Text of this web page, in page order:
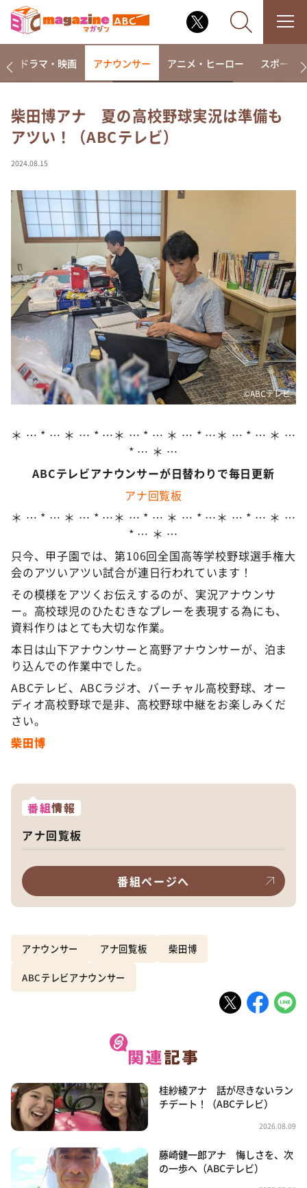
なるみ・岡村の過ぎるTV
相席食堂
～人生密着トークバラエティ！～ やすとものいたっ
て真剣です
探偵！ナイトスクープ
news おかえり
河合＆A.B.C-Z塚田×福井アナ「なんでやねん！？」
（news おかえり）
DAIGOも台所 ～きょうの献立 何にする？～
本日はダイアンなり！シーズン２
朝だ！生です旅サラダ
教えて！ニュースライブ 正義のミカタ
ＬＩＦＥ～夢のカタチ～
新婚さんいらっしゃい！
ザキ山小屋本館
アナ回覧板
ドラマ・映画 アナウンサー アニメ・ヒーロー スポーツ
柴田博アナ 夏の高校野球実況は準備も
アツい！（ABCテレビ）
2024.08.15
©️ABCテレビ
＊ … * … ＊ … * …＊ … * … ＊ … * …＊ … * … ＊ …
* … ＊ …
ABCテレビアナウンサーが日替わりで毎日更新
アナ回覧板
＊ … * … ＊ … * …＊ … * … ＊ … * …＊ … * … ＊ …
* … ＊ …
只今、甲子園では、第106回全国高等学校野球選手権大
会のアツいアツい試合が連日行われています！
その模様をアツくお伝えするのが、実況アナウンサ
ー。高校球児のひたむきなプレーを表現する為にも、
資料作りはとても大切な作業。
本日は山下アナウンサーと高野アナウンサーが、泊ま
り込んでの作業中でした。
ABCテレビ、ABCラジオ、バーチャル高校野球、オー
ディオ高校野球で是非、高校野球中継をお楽しみくだ
さい。
柴田博
番組情報
アナ回覧板
番組ページへ
アナウンサー アナ回覧板 柴田博
ABCテレビアナウンサー
桂紗綾アナ 話が尽きないラン
チデート！（ABCテレビ）
2026.08.09
藤崎健一郎アナ 悔しさを、次
の一歩へ（ABCテレビ）